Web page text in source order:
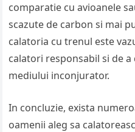
comparatie cu avioanele
scazute de carbon si mai
calatoria cu trenul este
calatori responsabil si de
mediului inconjurator.
In concluzie, exista
oamenii aleg sa